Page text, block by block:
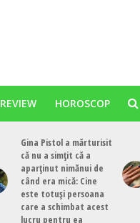
REVIEW HOROSCOP
Gina Pistol a mărturisit
că nu a simțit că a
aparținut nimănui de
când era mică: Cine
este totuși persoana
care a schimbat acest
lucru pentru ea